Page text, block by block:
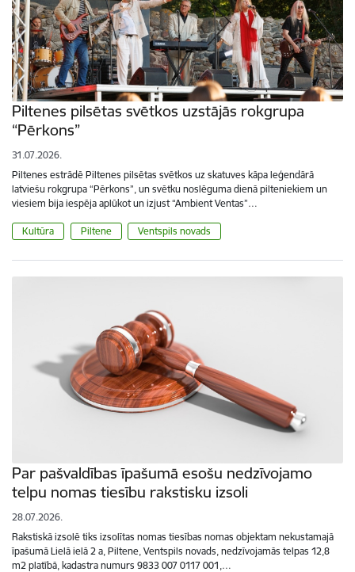
Piltenes pilsētas svētkos uzstājās rokgrupa
“Pērkons”
31.07.2026.
Piltenes estrādē Piltenes pilsētas svētkos uz skatuves kāpa leģendārā
latviešu rokgrupa “Pērkons”, un svētku noslēguma dienā pilteniekiem un
viesiem bija iespēja aplūkot un izjust “Ambient Ventas”…
Kultūra Piltene Ventspils novads
Par pašvaldības īpašumā esošu nedzīvojamo
telpu nomas tiesību rakstisku izsoli
28.07.2026.
Rakstiskā izsolē tiks izsolītas nomas tiesības nomas objektam nekustamajā
īpašumā Lielā ielā 2 a, Piltene, Ventspils novads, nedzīvojamās telpas 12,8
m2 platībā, kadastra numurs 9833 007 0117 001,…